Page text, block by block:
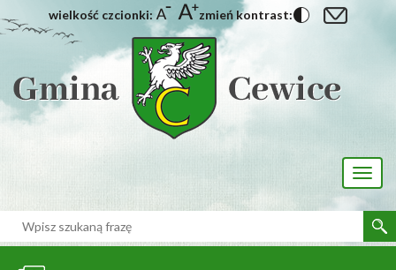
wielkość czcionki: zmień kontrast:
[interaktywna-mapa]